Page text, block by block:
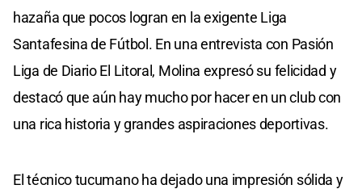
hazaña que pocos logran en la exigente Liga
Santafesina de Fútbol. En una entrevista con Pasión
Liga de Diario El Litoral, Molina expresó su felicidad y
destacó que aún hay mucho por hacer en un club con
una rica historia y grandes aspiraciones deportivas.
El técnico tucumano ha dejado una impresión sólida y